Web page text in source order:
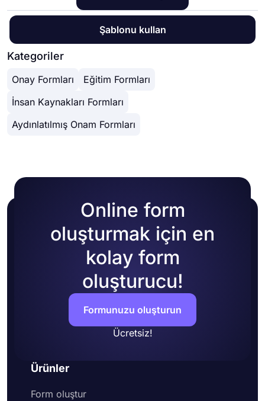
Şablonu kullan
Kategoriler
Onay Formları
Eğitim Formları
İnsan Kaynakları Formları
Aydınlatılmış Onam Formları
Online form
oluşturmak için en
kolay form
oluşturucu!
Formunuzu oluşturun
Ücretsiz!
Ürünler
Form oluştur